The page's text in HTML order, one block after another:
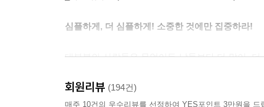
자신이 개선할 수 있는 상황이고 그럴 능력이 있
---「버릴 수 없다는 생각을 버려라」중에서
심플하게, 더 심플하게! 소중한 것에만 집중하라!
대부분의 사람들은 무엇이든 남들보다 더 많이,
‘믿는’ 것들을 모으고 사느라 월급은 통장을 스
물건을 손에 넣기 위해, 갖게 된 물건을 보관하
회원리뷰 (194건)
매주 10건의 우수리뷰를 선정하여 YES포인트 3만원을 드